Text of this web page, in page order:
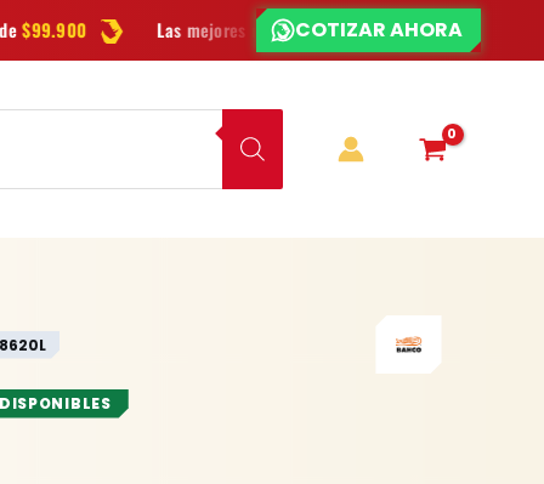
Las mejoresmarcasen herramientas Ofertasy novedades
¿CHATEAMOS?
COTIZAR AHORA